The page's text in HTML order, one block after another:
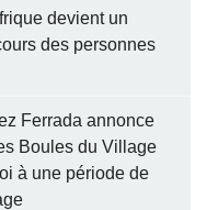
devient un
des personnes
Ferrada annonce
Boules du Village
à une période de